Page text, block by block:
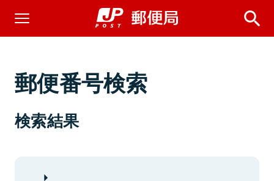
郵便番号検索
検索結果